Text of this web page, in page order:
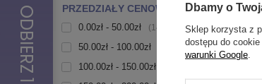
PRZEDZIAŁY CENOWE
0.00zł - 50.00zł 144
50.00zł - 100.00zł
100.00zł - 150.00zł
Dbamy o
Sklep korzysta z
dostępu do
warunki Google